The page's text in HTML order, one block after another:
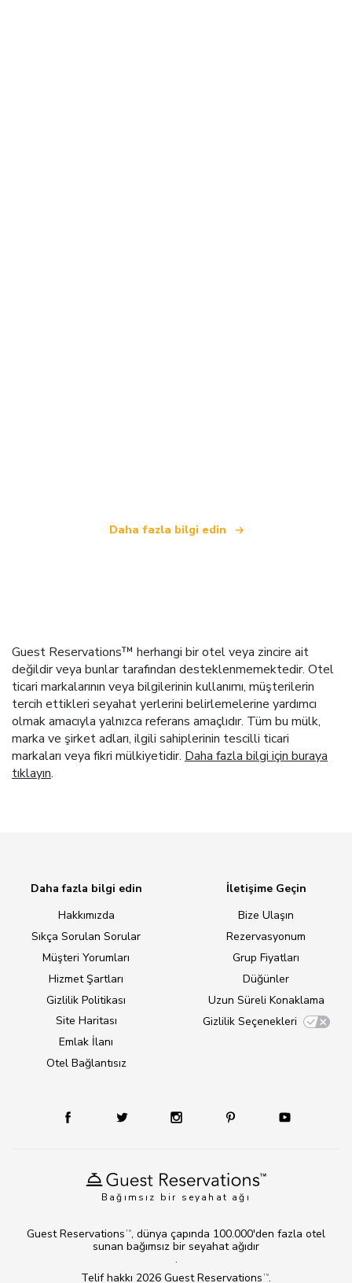
Daha fazla bilgi edin
Guest Reservations™ herhangi bir otel veya zincire ait
değildir veya bunlar tarafından desteklenmemektedir. Otel
ticari markalarının veya bilgilerinin kullanımı, müşterilerin
tercih ettikleri seyahat yerlerini belirlemelerine yardımcı
olmak amacıyla yalnızca referans amaçlıdır. Tüm bu mülk,
marka ve şirket adları, ilgili sahiplerinin tescilli ticari
markaları veya fikri mülkiyetidir. Daha fazla bilgi için buraya
tıklayın.
Bağımsız bir seyahat ağı
Daha fazla bilgi edin
Hakkımızda
Sıkça Sorulan Sorular
Müşteri Yorumları
Hizmet Şartları
Gizlilik Politikası
Site Haritası
Emlak İlanı
Otel Bağlantısız
İletişime Geçin
Bize Ulaşın
Rezervasyonum
Grup Fiyatları
Düğünler
Uzun Süreli Konaklama
Gizlilik Seçenekleri
Telif hakkı 2026 Guest Reservations TM.
Guest Reservations TM, dünya çapında 100.000'den fazla otel
sunan bağımsız bir seyahat ağıdır
.